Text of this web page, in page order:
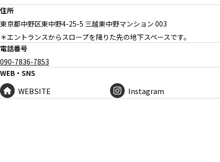
住所
東京都中野区東中野4-25-5 三越東中野マンション 003
＊エントランスからスロープを降りた先の地下スペースです。
電話番号
090-7836-7853
WEB・SNS
WEBSITE Instagram